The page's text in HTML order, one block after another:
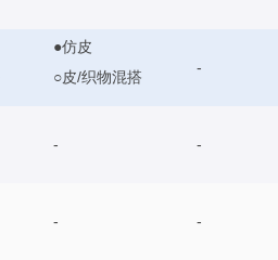
●仿皮
○皮/织物混搭
-
- -
- -